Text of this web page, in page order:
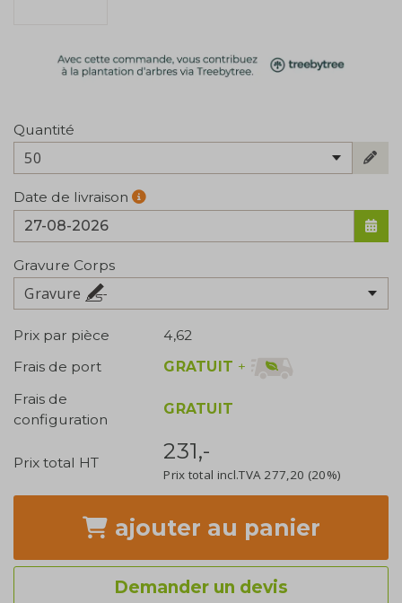
Quantité
50
Date de livraison
Gravure Corps
Gravure
Prix par pièce
4,62
Frais de port
GRATUIT +
Frais de
configuration
GRATUIT
Prix total HT 231,-
Prix total incl.TVA 277,20 (20%)
ajouter au panier
Demander un devis